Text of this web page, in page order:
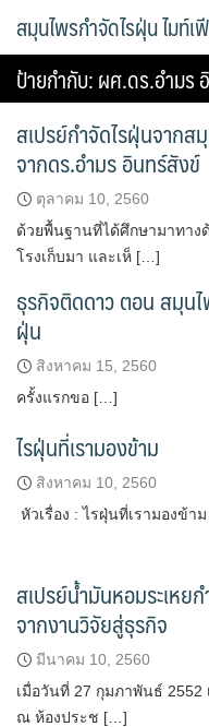
สมุนไพรกำจัดไรฝุ่น ไมท์เ
ป้ายกำกับ:ผศ.ดร.อำมร
สเปรย์กำจัดไรฝุ่นจากส
จากดร.อำมร อินทร์สังข์
ตุลาคม 10, 2560
ด้วยพื้นฐานที่ได้ศึกษามาทาง
โรงเก็บมา และเห็ […]
ธุรกิจติดดาว ตอน สมุน
ฝุ่น
สิงหาคม 15, 2560
ครั้งแรกขอ […]
ไรฝุ่นที่เรามองข้าม
สิงหาคม 10, 2560
หัวเรื่อง : ไรฝุ่นที่เรามองข้า
สเปรย์น้ำมันหอมระเหย
จากงานวิจัยสู่ธุรกิจ
มีนาคม 10, 2560
เมื่อวันที่ 27 กุมภาพันธ์ 2552
ณ ห้องประช […]